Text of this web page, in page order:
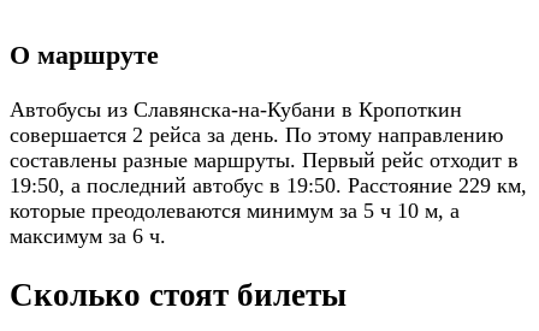
О маршруте
Автобусы из Славянска-на-Кубани в Кропоткин
совершается 2 рейса за день. По этому направлению
составлены разные маршруты. Первый рейс отходит в
19:50, а последний автобус в 19:50. Расстояние 229 км,
которые преодолеваются минимум за 5 ч 10 м, а
максимум за 6 ч.
Сколько стоят билеты